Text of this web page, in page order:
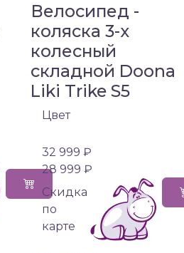
Велосипед -
коляска 3-х
колесный
складной Doona
Liki Trike S5
Цвет
32 999 ₽
28 999 ₽
Cкидка
по
карте